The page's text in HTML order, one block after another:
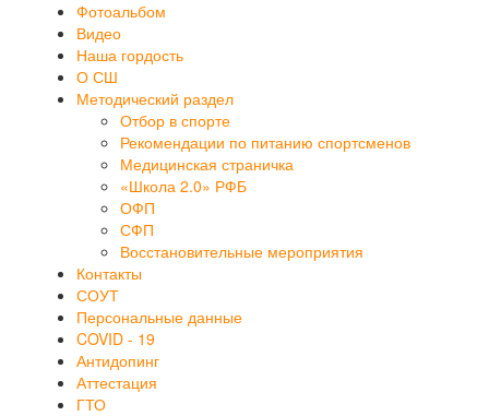
Фотоальбом
Видео
Наша гордость
О СШ
Методический раздел
Отбор в спорте
Рекомендации по питанию спортсменов
Медицинская страничка
«Школа 2.0» РФБ
ОФП
СФП
Восстановительные мероприятия
Контакты
СОУТ
Персональные данные
COVID - 19
Антидопинг
Аттестация
ГТО